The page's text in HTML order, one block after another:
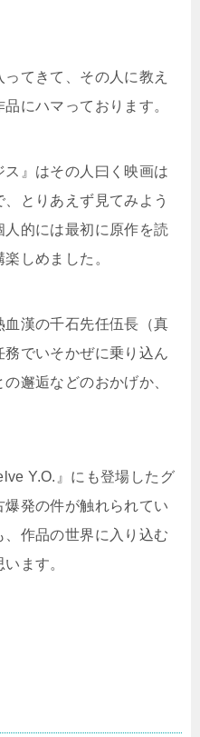
o
てきて、その人に教え
にハマっております。
』はその人曰く映画は
とりあえず見てみよう
的には最初に原作を読
しめました。
漢の千石先任伍長（真
でいそかぜに乗り込ん
邂逅などのおかげか、
Y.O.』にも登場したグ
発の件が触れられてい
作品の世界に入り込む
ます。